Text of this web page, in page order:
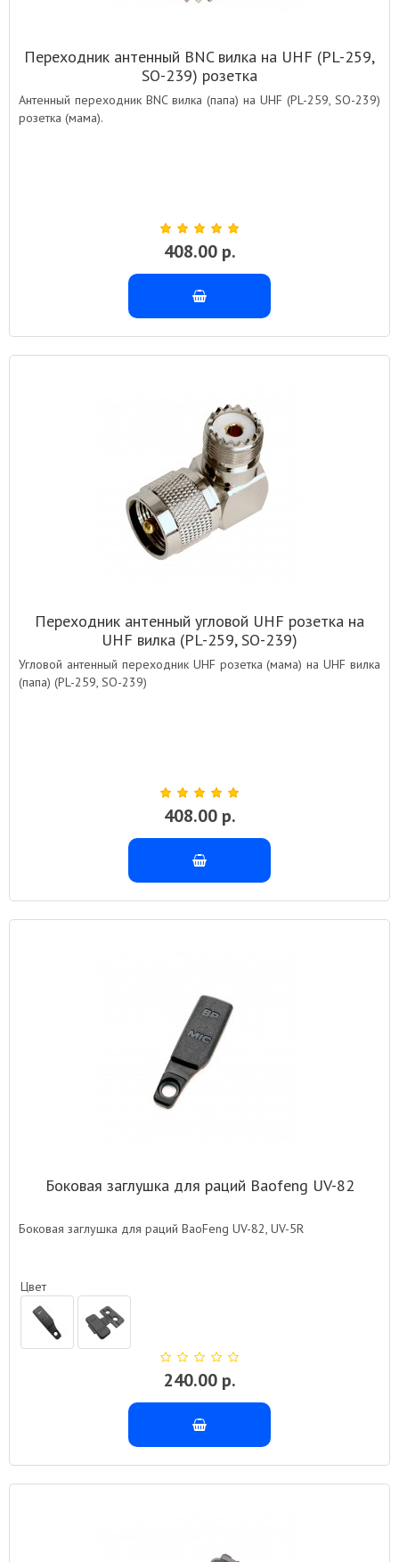
Переходник антенный BNC вилка на UHF (PL-259,
SO-239) розетка
Антенный переходник BNC вилка (папа) на UHF (PL-259, SO-239)
розетка (мама).
408.00 р.
Переходник антенный угловой UHF розетка на
UHF вилка (PL-259, SO-239)
Угловой антенный переходник UHF розетка (мама) на UHF вилка
(папа) (PL-259, SO-239)
408.00 р.
Боковая заглушка для раций Baofeng UV-82
Боковая заглушка для раций BaoFeng UV-82, UV-5R
Цвет
240.00 р.